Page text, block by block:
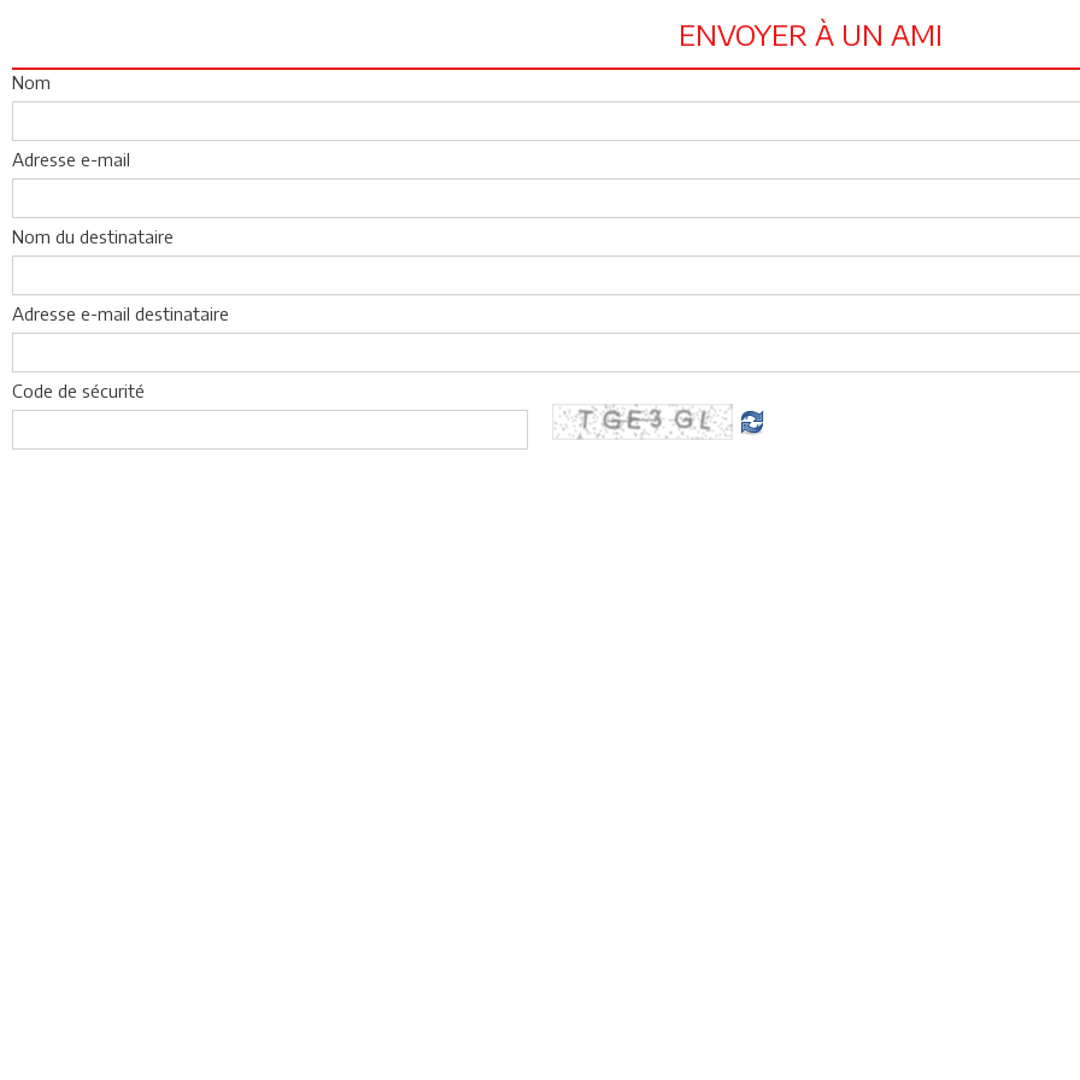
ENVOYER À UN AMI
Nom
Adresse e-mail
Nom du destinataire
Adresse e-mail destinataire
Code de sécurité